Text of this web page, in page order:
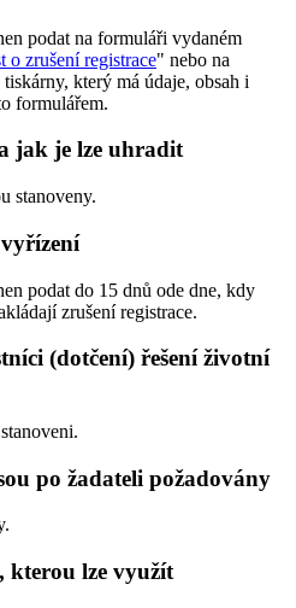
podat na formuláři vydaném
o zrušení registrace" nebo na
který má údaje, obsah i
formulářem.
jak je lze uhradit
stanoveny.
podat do 15 dnů ode dne, kdy
zrušení registrace.
(dotčení) řešení životní
po žadateli požadovány
kterou lze využít